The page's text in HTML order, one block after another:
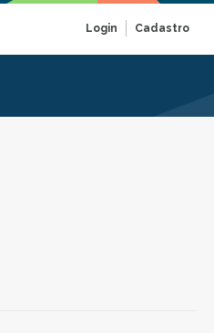
Login Cadastro